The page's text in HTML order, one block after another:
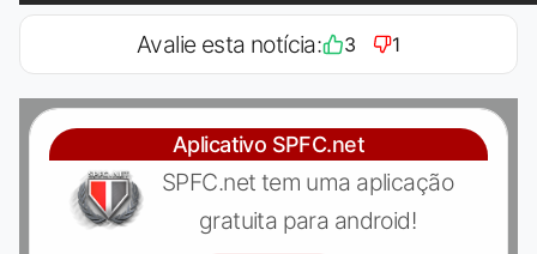
Avalie esta notícia: 3 1
Aplicativo SPFC.net
SPFC.net tem uma aplicação
gratuita para android!